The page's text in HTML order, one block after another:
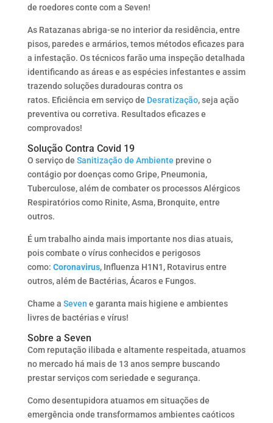
de roedores conte com a Seven!
As Ratazanas abriga-se no interior da residência, entre
pisos, paredes e armários, temos métodos eficazes para
a infestação. Os técnicos farão uma inspeção detalhada
identificando as áreas e as espécies infestantes e assim
trazendo soluções duradouras contra os
ratos. Eficiência em serviço de Desratização, seja ação
preventiva ou corretiva. Resultados eficazes e
comprovados!
Solução Contra Covid 19
O serviço de Sanitização de Ambiente previne o
contágio por doenças como Gripe, Pneumonia,
Tuberculose, além de combater os processos Alérgicos
Respiratórios como Rinite, Asma, Bronquite, entre
outros.
​É um trabalho ainda mais importante nos dias atuais,
pois combate o vírus conhecidos e perigosos
como: Coronavirus, Influenza H1N1, Rotavirus entre
outros, além de Bactérias, Ácaros e Fungos.
Chame a Seven e garanta mais higiene e ambientes
livres de bactérias e vírus!
Sobre a Seven
Com reputação ilibada e altamente respeitada, atuamos
no mercado há mais de 13 anos sempre buscando
prestar serviços com seriedade e segurança.
Como desentupidora atuamos em situações de
emergência onde transformamos ambientes caóticos